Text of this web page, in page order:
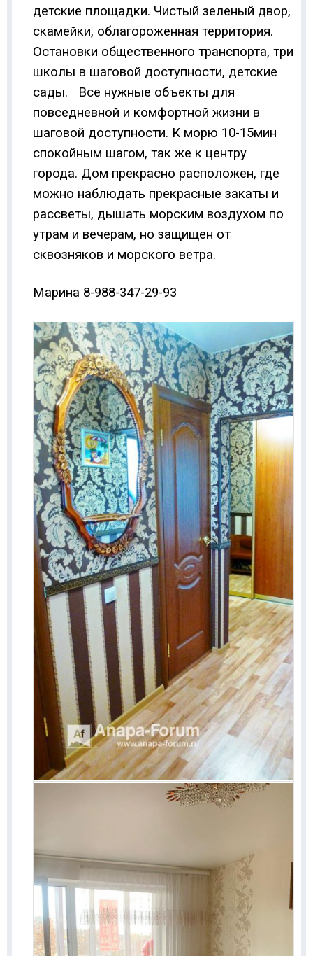
детские площадки. Чистый зеленый двор,
скамейки, облагороженная территория.
Остановки общественного транспорта, три
школы в шаговой доступности, детские
сады.
Все нужные объекты для
повседневной и комфортной жизни в
шаговой доступности. К морю 10-15мин
спокойным шагом, так же к центру
города. Дом прекрасно расположен, где
можно наблюдать прекрасные закаты и
рассветы, дышать морским воздухом по
утрам и вечерам, но защищен от
сквозняков и морского ветра.
Марина 8-988-347-29-93